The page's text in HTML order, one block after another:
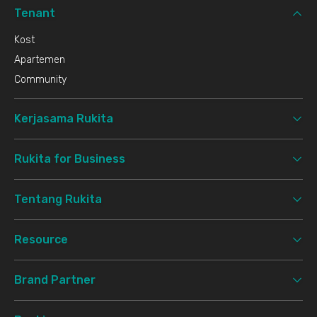
Tenant
Kost
Apartemen
Community
Kerjasama Rukita
Rukita for Business
Tentang Rukita
Resource
Brand Partner